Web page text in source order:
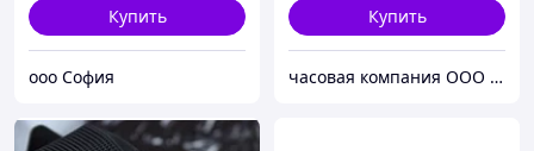
Купить
ooo София
Купить
часовая компания ООО ШИЦЗЕ